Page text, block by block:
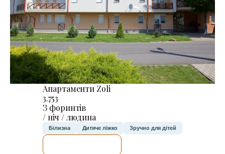
Апартаменти Zoli
3.753
З форинтів
/ ніч / людина
Білизна Дитяче ліжко Зручно для дітей